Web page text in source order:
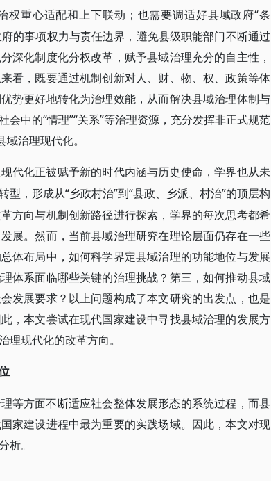
权重心适配和上下联动；也需要调适好县域政府“条
的事项权力与责任边界，避免县级职能部门不断通过
深化制度化分权改革，赋予县域治理充分的自主性，
看，既要通过机制创新对人、财、物、权、政策等体
势更好地转化为治理效能，从而解决县域治理体制与
中的“情理”“关系”等治理资源，充分发挥非正式规范
治理现代化。
代化正被赋予新的时代内涵与历史使命，学界也从未
型，形成从“乡政村治”到“县政、乡派、村治”的顶层构
方向与机制创新路径进行探索，学界的每次思考都希
展。然而，当前县域治理研究在理论层面仍存在一些
体布局中，如何科学界定县域治理的功能地位与发展
体系面临哪些关键的治理挑战？第三，如何推动县域
发展要求？以上问题构成了本文研究的出发点，也是
，本文尝试在现代国家建设中寻找县域治理的发展方
现代化的改革方向。
等方面不断适应社会整体发展形态的系统过程，而县
家建设进程中最为重要的实践场域。因此，本文对现
析。